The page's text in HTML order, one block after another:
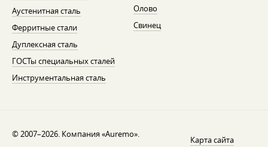
Аустенитная сталь
Ферритные стали
Дуплексная сталь
ГОСТы специальных сталей
Инструментальная сталь
Олово
Свинец
© 2007–2026. Компания «Auremo».
Карта сайта